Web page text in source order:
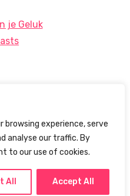
browsing experience, serve
analyse our traffic. By
to our use of cookies.
All Accept All
je Geluk